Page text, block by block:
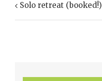
Evenement
Navigatie
Solo retreat (booked!)